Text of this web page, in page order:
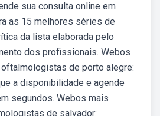
sua consulta online em
as 15 melhores séries de
da lista elaborada pelo
dos profissionais. Webos
de porto alegre:
a disponibilidade e agende
segundos. Webos mais
de salvador: